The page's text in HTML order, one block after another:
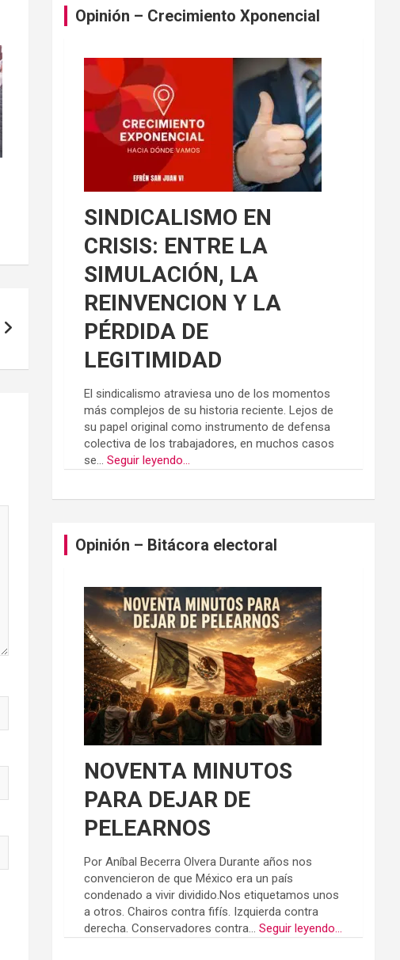
Opinión – Crecimiento Xponencial
SINDICALISMO EN
CRISIS: ENTRE LA
SIMULACIÓN, LA
REINVENCION Y LA
PÉRDIDA DE
LEGITIMIDAD
El sindicalismo atraviesa uno de los momentos
más complejos de su historia reciente. Lejos de
su papel original como instrumento de defensa
colectiva de los trabajadores, en muchos casos
se...Seguir leyendo...
Opinión – Bitácora electoral
NOVENTA MINUTOS
PARA DEJAR DE
PELEARNOS
Por Aníbal Becerra Olvera Durante años nos
convencieron de que México era un país
condenado a vivir dividido.Nos etiquetamos unos
a otros. Chairos contra fifís. Izquierda contra
derecha. Conservadores contra...Seguir leyendo...